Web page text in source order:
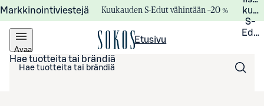
Markkinointiviestejä Kuukauden S-Edut vähintään –20 %
S-
Avaa
valikko
Etusivu
Hae tuotteita tai brändiä